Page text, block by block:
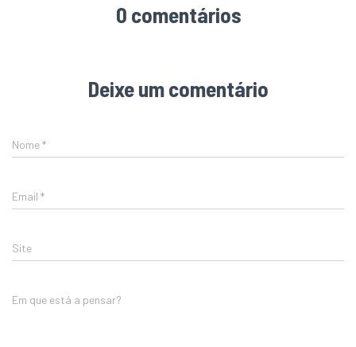
0 comentários
Deixe um comentário
Nome*
Email *
Site
Em que está a pensar?